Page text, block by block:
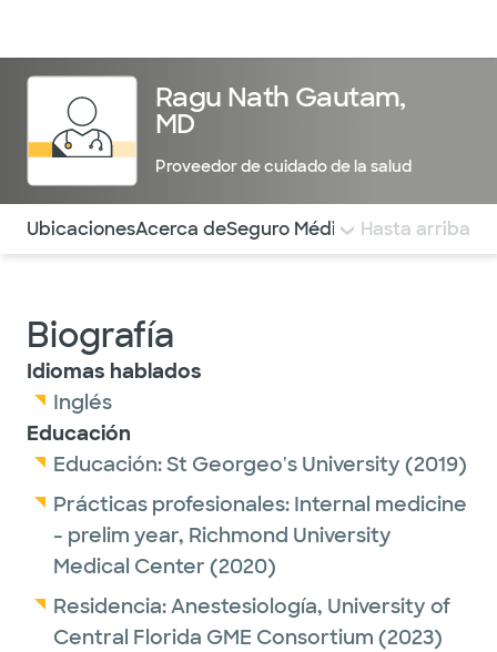
Ragu Nath Gautam,
MD
Proveedor de cuidado de la salud
Utilice esta navegación para saltar rápidamente a
UbicacionesAcerca deSeguro Médico COMENTARIOS
Hasta arriba
Biografía
Idiomas hablados
Inglés
Educación
Educación:St Georgeo's University (2019)
Prácticas profesionales: Internal medicine
- prelim year, Richmond University
Medical Center (2020)
Residencia:Anestesiología, University of
Central Florida GME Consortium (2023)